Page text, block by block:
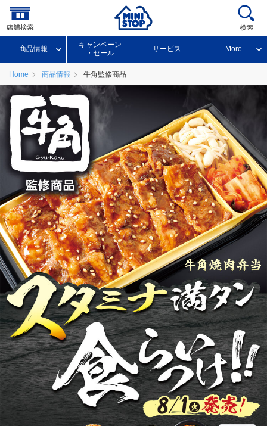
商品情報
キャンペーン
・セール
サービス More
Home 商品情報 牛角監修商品